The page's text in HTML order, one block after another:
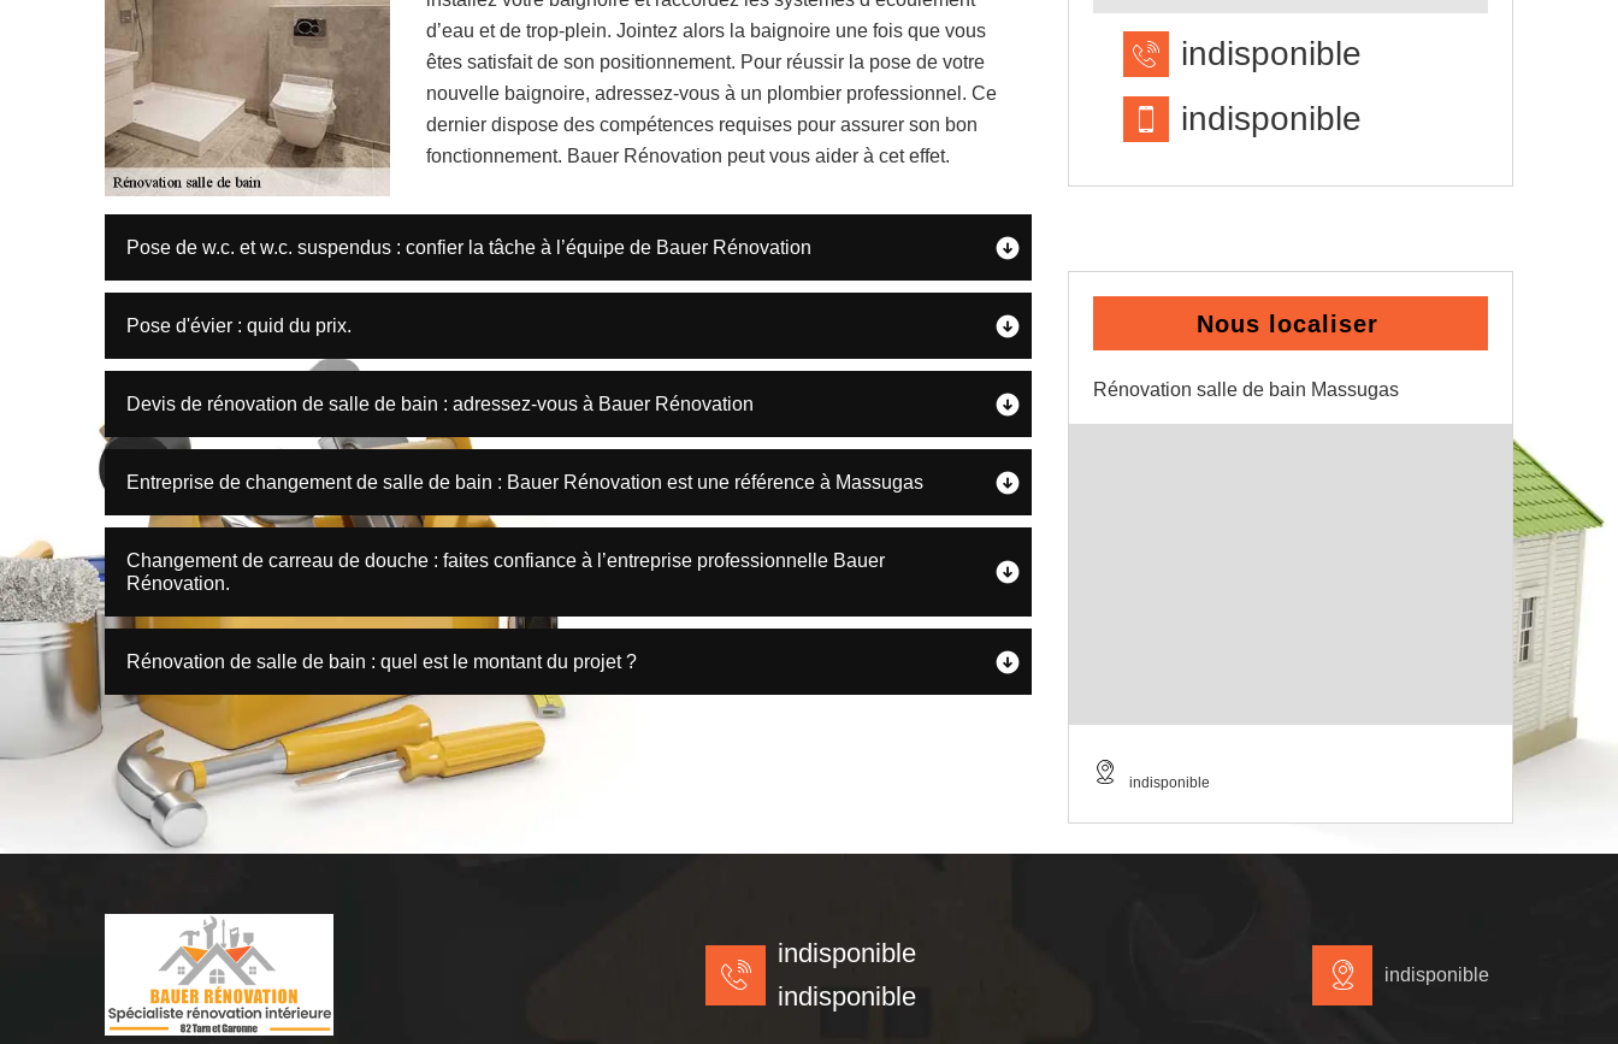
d’eau et de trop-plein. Jointez alors la baignoire une fois que vous
êtes satisfait de son positionnement. Pour réussir la pose de votre
nouvelle baignoire, adressez-vous à un plombier professionnel. Ce
dernier dispose des compétences requises pour assurer son bon
fonctionnement. Bauer Rénovation peut vous aider à cet effet.
Pose de w.c. et w.c. suspendus : confier la tâche à l’équipe de Bauer Rénovation
Pose d'évier : quid du prix.
Devis de rénovation de salle de bain : adressez-vous à Bauer Rénovation
Entreprise de changement de salle de bain : Bauer Rénovation est une référence à Massugas
Changement de carreau de douche : faites confiance à l’entreprise professionnelle Bauer
Rénovation.
Rénovation de salle de bain : quel est le montant du projet ?
indisponible
indisponible
Nous localiser
Rénovation salle de bain Massugas
indisponible
indisponible
indisponible
indisponible